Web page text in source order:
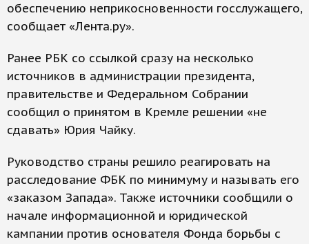
обеспечению неприкосновенности госслужащего,
сообщает «Лента.ру».
Ранее РБК со ссылкой сразу на несколько
источников в администрации президента,
правительстве и Федеральном Собрании
сообщил о принятом в Кремле решении «не
сдавать» Юрия Чайку.
Руководство страны решило реагировать на
расследование ФБК по минимуму и называть его
«заказом Запада». Также источники сообщили о
начале информационной и юридической
кампании против основателя Фонда борьбы с